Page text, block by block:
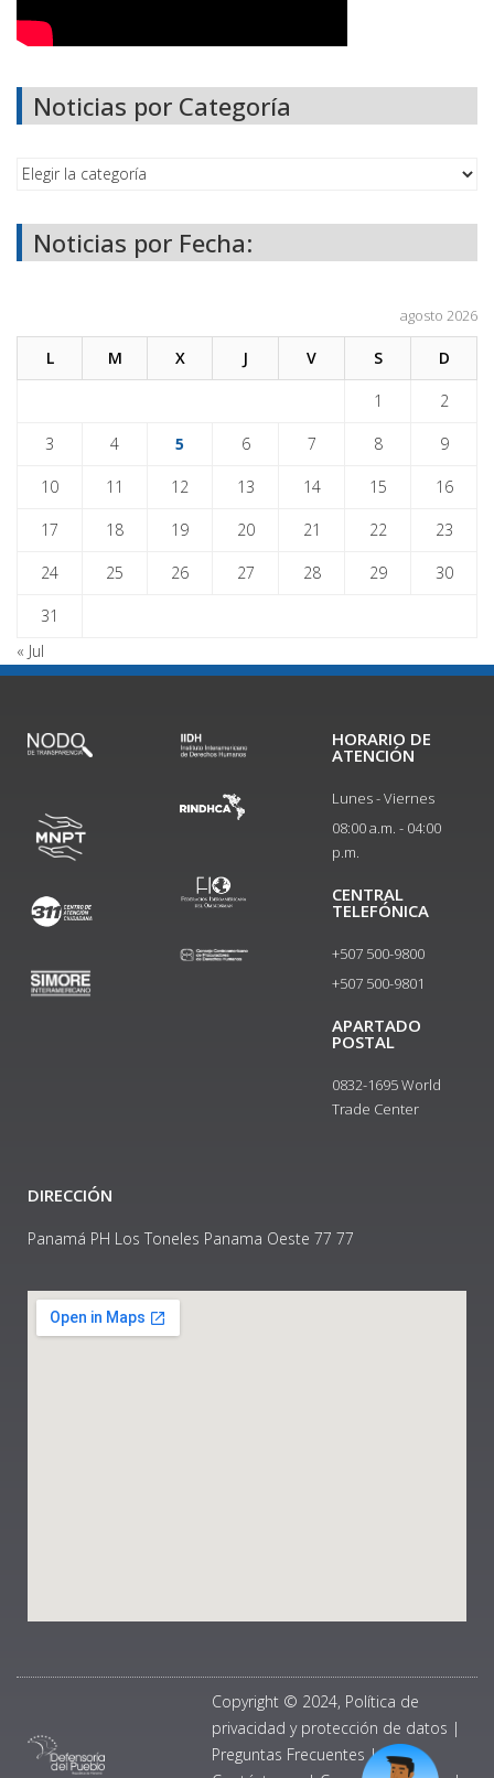
Noticias por Categoría
Noticias por Fecha:
agosto 2026
L M X J V S D
1 2
3 4 5 6 7 8 9
10 11 12 13 14 15 16
17 18 19 20 21 22 23
24 25 26 27 28 29 30
31
« Jul
HORARIO DE
ATENCIÓN
Lunes - Viernes
08:00 a.m. - 04:00
p.m.
CENTRAL
TELEFÓNICA
+507 500-9800
+507 500-9801​
APARTADO
POSTAL
0832-1695 World
Trade Center
DIRECCIÓN
Panamá PH Los Toneles Panama Oeste 77 77
Copyright © 2024, Política de
privacidad y protección de datos |
Preguntas Frecuentes |